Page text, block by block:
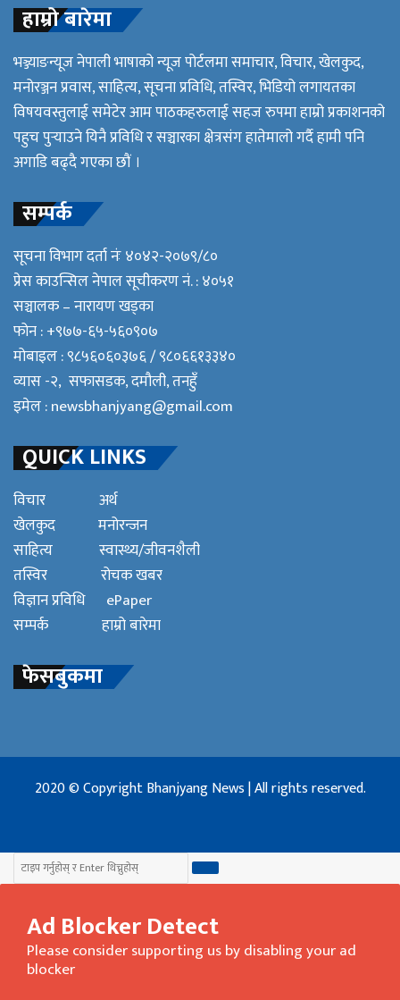
हाम्रो बारेमा
भञ्ज्याङन्यूज नेपाली भाषाको न्यूज पोर्टलमा समाचार, विचार, खेलकुद,
मनोरञ्जन प्रवास, साहित्य, सूचना प्रविधि, तस्विर, भिडियो लगायतका
विषयवस्तुलाई समेटेर आम पाठकहरुलाई सहज रुपमा हाम्रो प्रकाशनको
पहुच पुर्‍याउने यिनै प्रविधि र सञ्चारका क्षेत्रसंग हातेमालो गर्दै हामी पनि
अगाडि बढ्दै गएका छौं ।
सम्पर्क
सूचना विभाग दर्ता नंः ४०४२-२०७९/८०
प्रेस काउन्सिल नेपाल सूचीकरण नं. : ४०५१
सञ्चालक – नारायण खड्का
फोन : +९७७-६५-५६०९०७
मोबाइल : ९८५६०६०३७६ / ९८०६६१३३४०
व्यास -२, सफासडक, दमौली, तनहुँ
इमेल :newsbhanjyang@gmail.com
QUICK LINKS
विचार
अर्थ
खेलकुद
मनोरन्जन
साहित्य
स्वास्थ्य/जीवनशैली
तस्विर
रोचक खबर
विज्ञान प्रविधि
ePaper
सम्पर्क
हाम्रो बारेमा
फेसबुकमा
2020 © Copyright Bhanjyang News | All rights reserved.
Close
खोजी
Ad Blocker Detect
Please consider supporting us by disabling your ad
blocker